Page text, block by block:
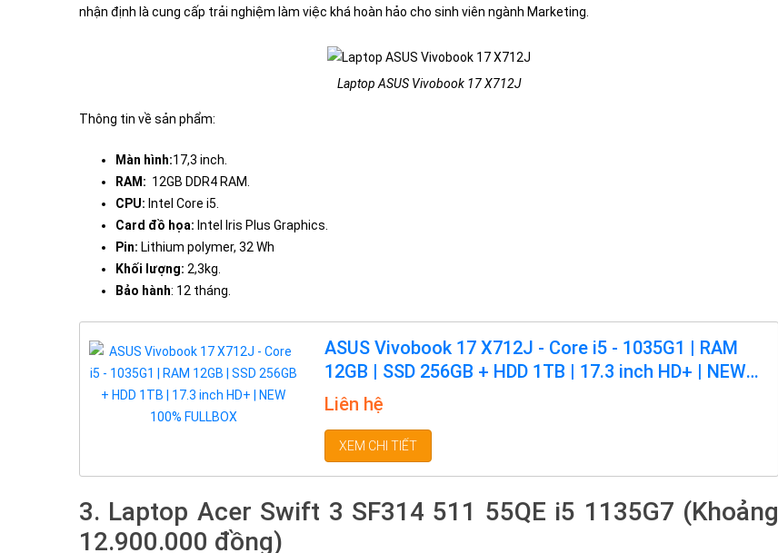
nhận định là cung cấp trải nghiệm làm việc khá hoàn hảo cho sinh viên ngành Marketing.
Laptop ASUS Vivobook 17 X712J
Thông tin về sản phẩm:
Màn hình:17,3 inch.
RAM: 12GB DDR4 RAM.
CPU: Intel Core i5.
Card đồ họa: Intel Iris Plus Graphics.
Pin: Lithium polymer, 32 Wh
Khối lượng: 2,3kg.
Bảo hành: 12 tháng.
ASUS Vivobook 17 X712J - Core i5 - 1035G1 | RAM
12GB | SSD 256GB + HDD 1TB | 17.3 inch HD+ | NEW
100% FULLBOX
Liên hệ
XEM CHI TIẾT
3. Laptop Acer Swift 3 SF314 511 55QE i5 1135G7 (Khoảng
12.900.000 đồng)